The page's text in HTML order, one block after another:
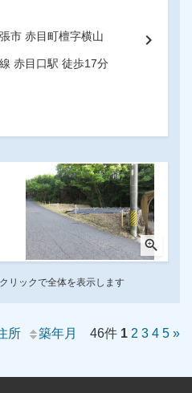
chevron_right
市 赤目町檀字横山
赤目口駅 徒歩17分
zoom_in
リックで全体を表示します
所 築年月 46件 1 2 3 4 5 »